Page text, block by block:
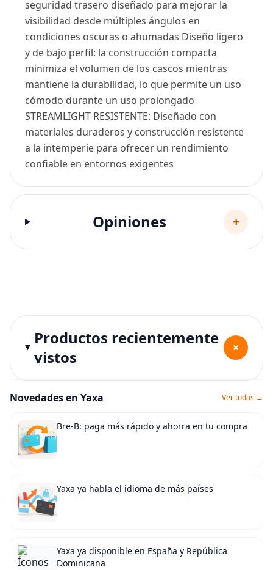
seguridad trasero diseñado para mejorar la
visibilidad desde múltiples ángulos en
condiciones oscuras o ahumadas Diseño ligero
y de bajo perfil: la construcción compacta
minimiza el volumen de los cascos mientras
mantiene la durabilidad, lo que permite un uso
cómodo durante un uso prolongado
STREAMLIGHT RESISTENTE: Diseñado con
materiales duraderos y construcción resistente
a la intemperie para ofrecer un rendimiento
confiable en entornos exigentes
Opiniones +
Productos recientemente
vistos
+
Novedades en Yaxa Ver todas →
Bre-B: paga más rápido y ahorra en tu compra
Yaxa ya habla el idioma de más países
Yaxa ya disponible en España y República
Dominicana